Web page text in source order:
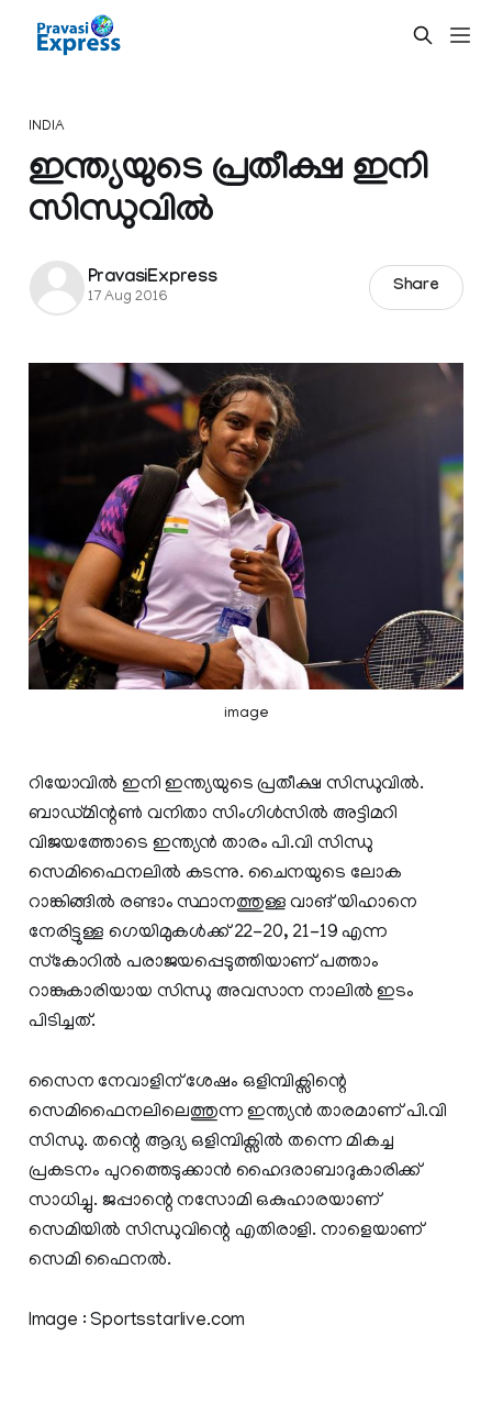
INDIA
ഇന്ത്യയുടെ പ്രതീക്ഷ ഇനി
സിന്ധുവിൽ
PravasiExpress
17 Aug 2016
Share
image
റിയോവിൽ ഇനി ഇന്ത്യയുടെ പ്രതീക്ഷ സിന്ധുവിൽ.
ബാഡ്മിന്റൺ വനിതാ സിംഗിൾസിൽ അട്ടിമറി
വിജയത്തോടെ ഇന്ത്യൻ താരം പി.വി സിന്ധു
സെമിഫൈനലിൽ കടന്നു. ചൈനയുടെ ലോക
റാങ്കിങ്ങിൽ രണ്ടാം സ്ഥാനത്തുള്ള വാങ് യിഹാനെ
നേരിട്ടുള്ള ഗെയിമുകൾക്ക് 22-20, 21-19 എന്ന
സ്‌കോറിൽ പരാജയപ്പെടുത്തിയാണ് പത്താം
റാങ്കുകാരിയായ സിന്ധു അവസാന നാലിൽ ഇടം
പിടിച്ചത്.
സൈന നേവാളിന് ശേഷം ഒളിമ്പിക്സിന്റെ
സെമിഫൈനലിലെത്തുന്ന ഇന്ത്യൻ താരമാണ് പി.വി
സിന്ധു. തന്റെ ആദ്യ ഒളിമ്പിക്സിൽ തന്നെ മികച്ച
പ്രകടനം പുറത്തെടുക്കാൻ ഹൈദരാബാദുകാരിക്ക്
സാധിച്ചു. ജപ്പാന്റെ നസോമി ഒകുഹാരയാണ്
സെമിയിൽ സിന്ധുവിന്റെ എതിരാളി. നാളെയാണ്
സെമി ഫൈനൽ.
Image : Sportsstarlive.com